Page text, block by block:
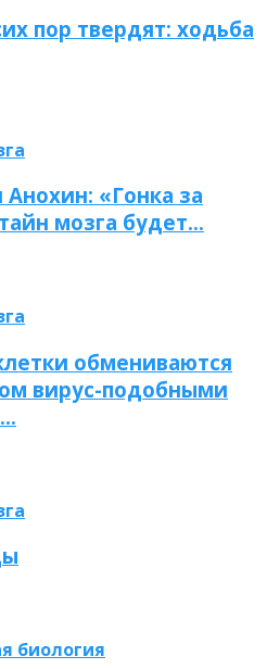
пор твердят: ходьба
Анохин: «Гонка за
мозга будет…
обмениваются
вирус-подобными
биология